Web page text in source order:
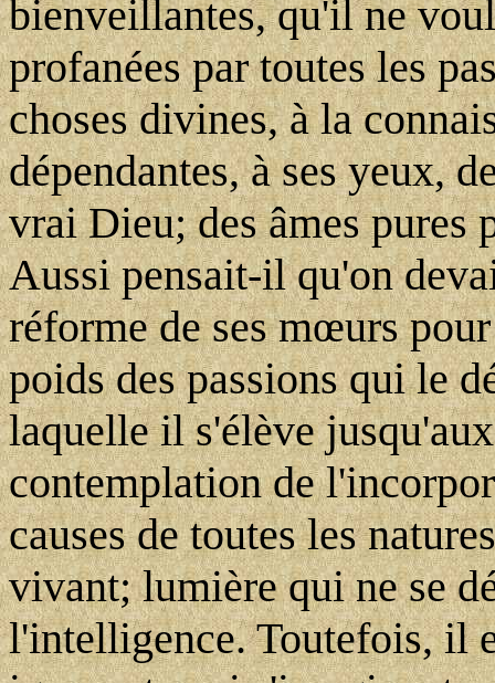
bienveillantes, qu'il ne
profanées par toutes les
choses divines, à la
dépendantes, à ses yeux,
vrai Dieu; des âmes pures
Aussi pensait-il qu'on
réforme de ses mœurs
poids des passions qui le
laquelle il s'élève
contemplation de
causes de toutes les
vivant; lumière qui ne se
l'intelligence. Toutefois, il